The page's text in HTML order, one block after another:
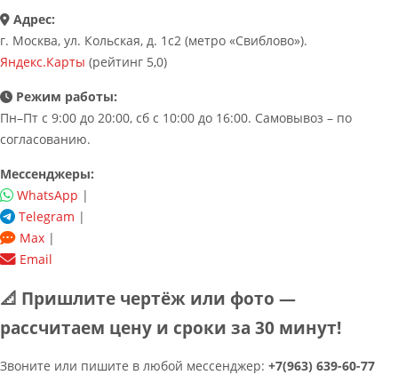
Адрес:
г. Москва, ул. Кольская, д. 1с2 (метро «Свиблово»).
Яндекс.Карты (рейтинг 5,0)
Режим работы:
Пн–Пт с 9:00 до 20:00, сб с 10:00 до 16:00. Самовывоз – по
согласованию.
Мессенджеры:
WhatsApp |
Telegram |
Max |
Email
📐 Пришлите чертёж или фото —
рассчитаем цену и сроки за 30 минут!
Звоните или пишите в любой мессенджер: +7(963) 639-60-77